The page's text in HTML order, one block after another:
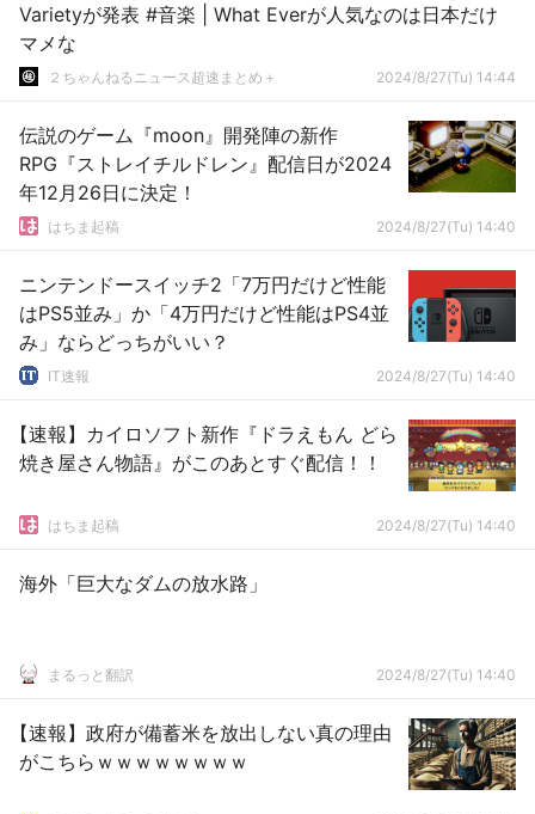
Varietyが発表 #音楽 | What Everが人気なのは日本だけ
マメな
２ちゃんねるニュース超速まとめ＋ 2024/8/27(Tu) 14:44
伝説のゲーム『moon』開発陣の新作
RPG『ストレイチルドレン』配信日が2024
年12月26日に決定！
はちま起稿 2024/8/27(Tu) 14:40
ニンテンドースイッチ2「7万円だけど性能
はPS5並み」か「4万円だけど性能はPS4並
み」ならどっちがいい？
IT速報 2024/8/27(Tu) 14:40
【速報】カイロソフト新作『ドラえもん どら
焼き屋さん物語』がこのあとすぐ配信！！
はちま起稿 2024/8/27(Tu) 14:40
海外「巨大なダムの放水路」
まるっと翻訳 2024/8/27(Tu) 14:40
【速報】政府が備蓄米を放出しない真の理由
がこちらｗｗｗｗｗｗｗｗ